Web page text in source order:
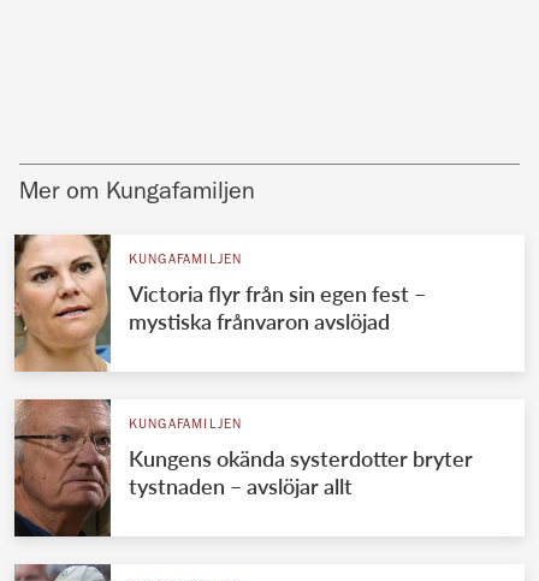
Mer om Kungafamiljen
KUNGAFAMILJEN
Victoria flyr från sin egen fest –
mystiska frånvaron avslöjad
KUNGAFAMILJEN
Kungens okända systerdotter bryter
tystnaden – avslöjar allt